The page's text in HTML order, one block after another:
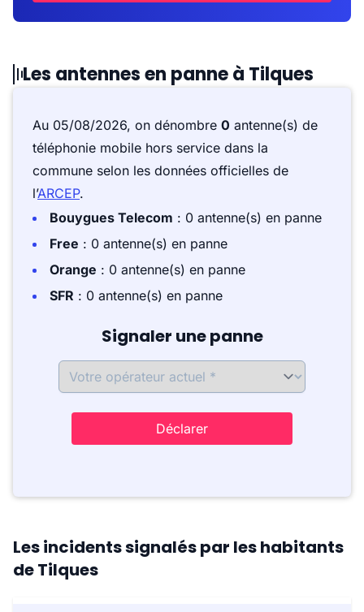
Les antennes en panne à Tilques
Au 05/08/2026, on dénombre 0 antenne(s) de
téléphonie mobile hors service dans la
commune selon les données officielles de
l’ARCEP.
Bouygues Telecom : 0 antenne(s) en panne
Free : 0 antenne(s) en panne
Orange : 0 antenne(s) en panne
SFR : 0 antenne(s) en panne
Signaler une panne
Déclarer
Les incidents signalés par les habitants
de Tilques